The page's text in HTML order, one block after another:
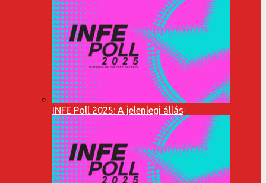
INFE Poll 2025: A jelenlegi állás